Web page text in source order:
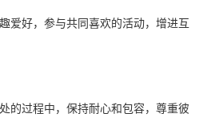
爱好，参与共同喜欢的活动，增进互
的过程中，保持耐心和包容，尊重彼